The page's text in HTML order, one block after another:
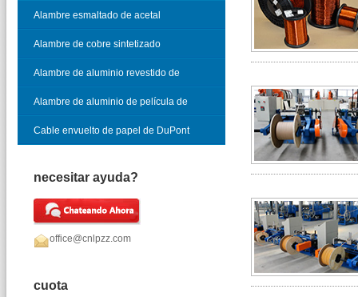
esmaltado
Alambre esmaltado de acetal
Alambre de cobre sintetizado
Alambre de aluminio revestido de
cobre esmaltado
Alambre de aluminio de película de
óxido
Cable envuelto de papel de DuPont
necesitar ayuda?
office@cnlpzz.com
cuota